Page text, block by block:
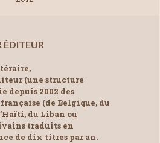
ÉDITEUR
(une structure
depuis 2002 des
(de Belgique, du
du Liban ou
traduits en
de dix titres par an.